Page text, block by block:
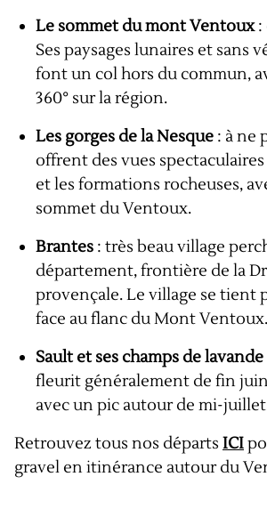
Le sommet du mont Ventoux:
Ses paysages lunaires et sans
font un col hors du commun,
360° sur la région.
Les gorges de la Nesque : à ne
offrent des vues spectaculaires
et les formations rocheuses,
sommet du Ventoux.
Brantes : très beau village
département, frontière de la
provençale. Le village se tient
face au flanc du Mont Ventoux.
Sault et ses champs de lavande
fleurit généralement de fin
avec un pic autour de mi-
Retrouvez tous nos départs ICI
gravel en itinérance autour du